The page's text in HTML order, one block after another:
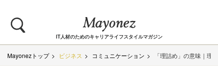
IT人材のためのキャリアライフスタイルマガジン
Mayonezトップ ビジネス コミュニケーション 「理詰め」の意味｜理